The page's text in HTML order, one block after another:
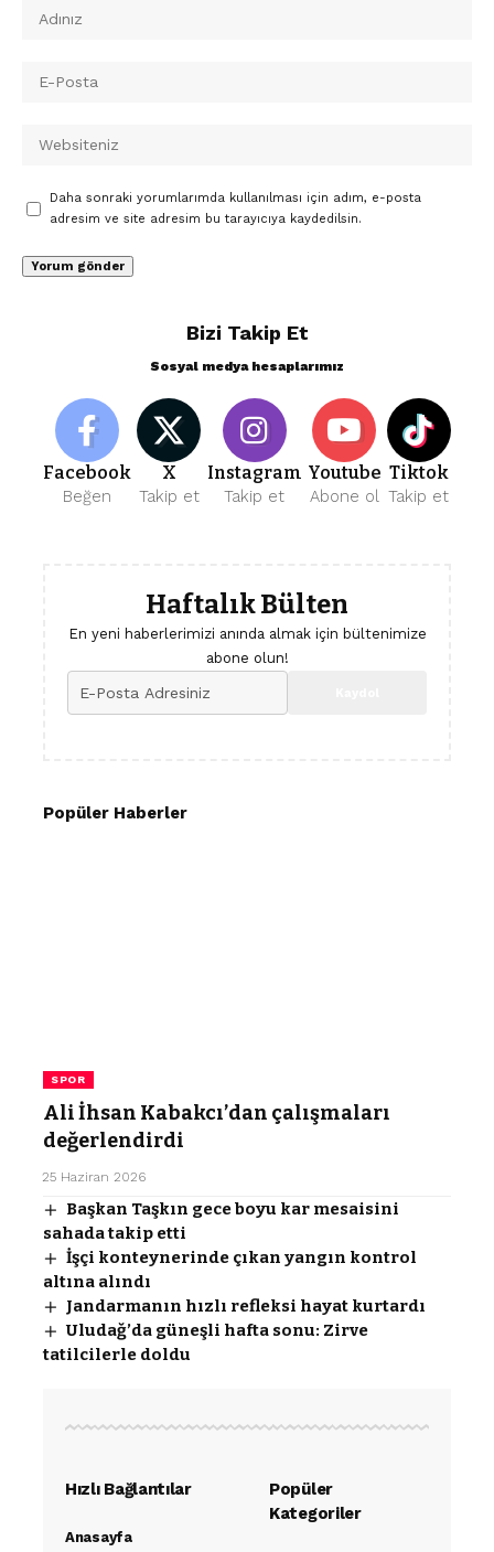
Daha sonraki yorumlarımda kullanılması için adım, e-posta
adresim ve site adresim bu tarayıcıya kaydedilsin.
Bizi Takip Et
Sosyal medya hesaplarımız
Facebook
Beğen
X
Takip et
Instagram
Takip et
Youtube
Abone ol
Tiktok
Takip et
Haftalık Bülten
En yeni haberlerimizi anında almak için bültenimize
abone olun!
Popüler Haberler
SPOR
Ali İhsan Kabakcı’dan çalışmaları
değerlendirdi
25 Haziran 2026
Başkan Taşkın gece boyu kar mesaisini
sahada takip etti
İşçi konteynerinde çıkan yangın kontrol
altına alındı
Jandarmanın hızlı refleksi hayat kurtardı
Uludağ’da güneşli hafta sonu: Zirve
tatilcilerle doldu
Hızlı Bağlantılar
Anasayfa
Popüler
Kategoriler